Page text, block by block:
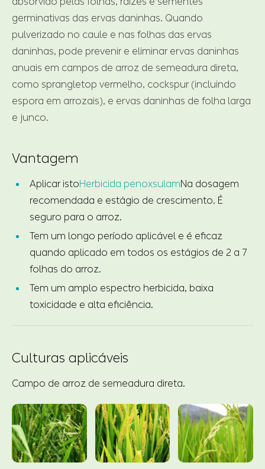
germinativas das ervas daninhas. Quando
pulverizado no caule e nas folhas das ervas
daninhas, pode prevenir e eliminar ervas daninhas
anuais em campos de arroz de semeadura direta,
como sprangletop vermelho, cockspur (incluindo
espora em arrozais), e ervas daninhas de folha larga
e junco.
Vantagem
Aplicar istoHerbicida penoxsulamNa dosagem
recomendada e estágio de crescimento. É
seguro para o arroz.
Tem um longo período aplicável e é eficaz
quando aplicado em todos os estágios de 2 a 7
folhas do arroz.
Tem um amplo espectro herbicida, baixa
toxicidade e alta eficiência.
Culturas aplicáveis
Campo de arroz de semeadura direta.